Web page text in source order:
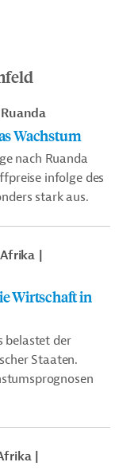
Ruanda
Wachstum
nach Ruanda
infolge des
stark aus.
Afrika
Wirtschaft in
belastet der
Staaten.